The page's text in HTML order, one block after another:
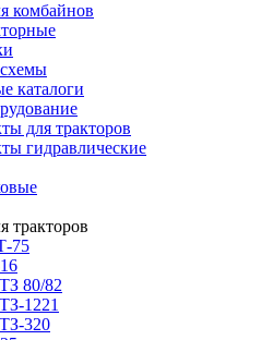
комбайнов
каталоги
для тракторов
гидравлические
тракторов
75
80/82
1221
320